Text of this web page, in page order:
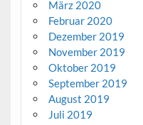
März 2020
Februar 2020
Dezember 2019
November 2019
Oktober 2019
September 2019
August 2019
Juli 2019